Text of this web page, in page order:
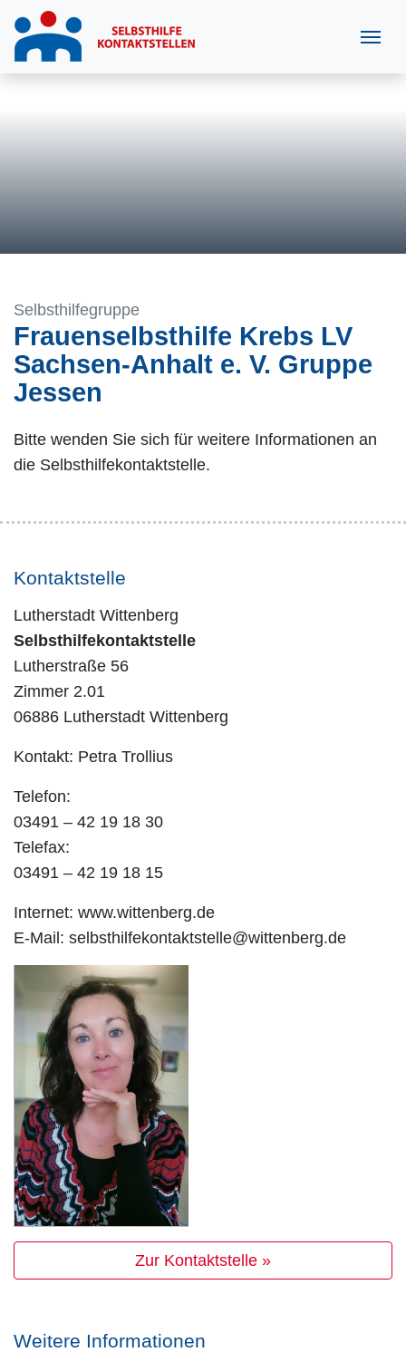
Selbsthilfegruppe
Frauenselbsthilfe Krebs LV
Sachsen-Anhalt e. V. Gruppe
Jessen
Bitte wenden Sie sich für weitere Informationen an
die Selbsthilfekontaktstelle.
Kontaktstelle
Lutherstadt Wittenberg
Selbsthilfekontaktstelle
Lutherstraße 56
Zimmer 2.01
06886 Lutherstadt Wittenberg
Kontakt: Petra Trollius
Telefon:
03491 – 42 19 18 30
Telefax:
03491 – 42 19 18 15
Internet: www.wittenberg.de
E-Mail: selbsthilfekontaktstelle@wittenberg.de
Zur Kontaktstelle »
Weitere Informationen